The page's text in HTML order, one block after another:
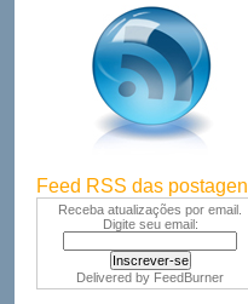
Feed RSS das
Receba atualizações por email.
Digite seu email:
Delivered by FeedBurner